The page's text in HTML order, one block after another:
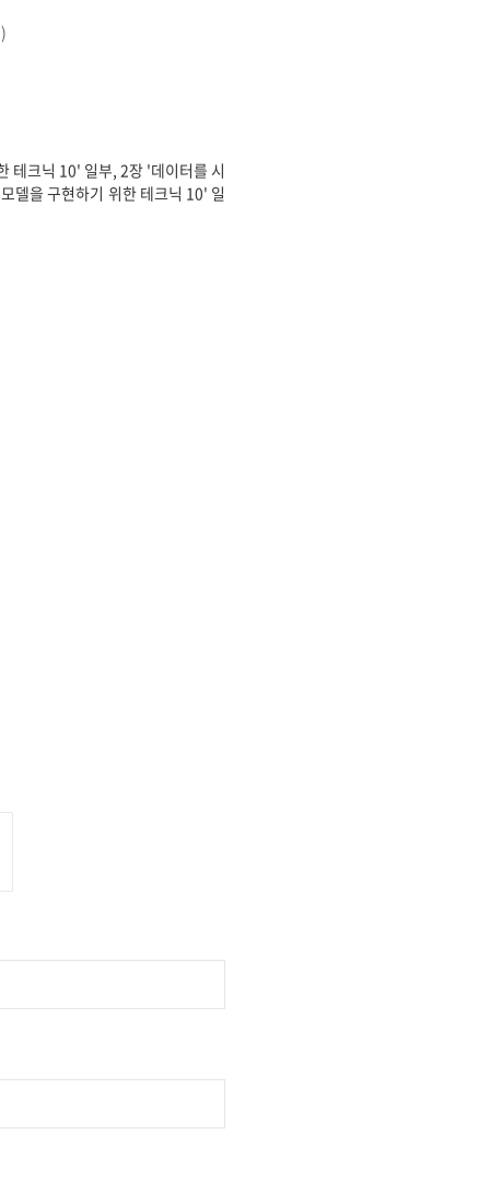
테크닉 10' 일부, 2장 '데이터를 시
델을 구현하기 위한 테크닉 10' 일